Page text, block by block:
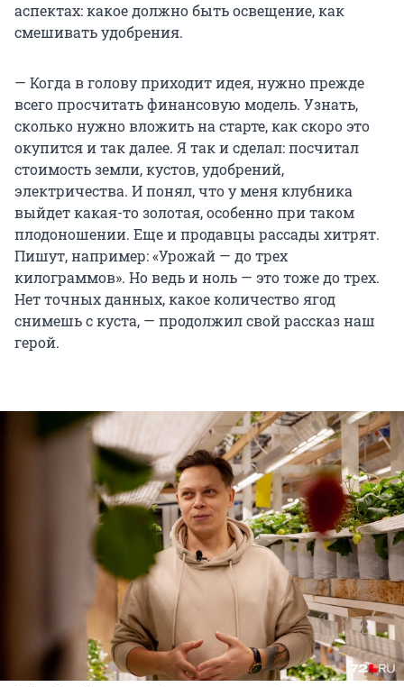
аспектах: какое должно быть освещение, как
смешивать удобрения.
— Когда в голову приходит идея, нужно прежде
всего просчитать финансовую модель. Узнать,
сколько нужно вложить на старте, как скоро это
окупится и так далее. Я так и сделал: посчитал
стоимость земли, кустов, удобрений,
электричества. И понял, что у меня клубника
выйдет какая-то золотая, особенно при таком
плодоношении. Еще и продавцы рассады хитрят.
Пишут, например: «Урожай — до трех
килограммов». Но ведь и ноль — это тоже до трех.
Нет точных данных, какое количество ягод
снимешь с куста, — продолжил свой рассказ наш
герой.